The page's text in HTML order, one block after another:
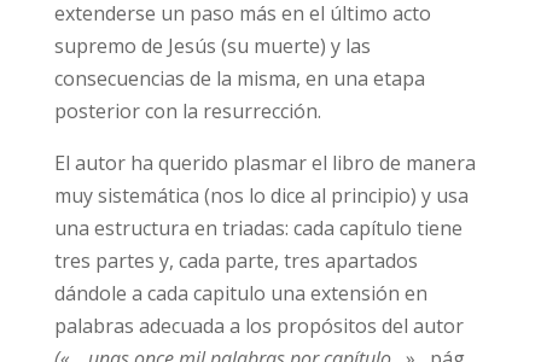
extenderse un paso más en el último acto
supremo de Jesús (su muerte) y las
consecuencias de la misma, en una etapa
posterior con la resurrección.
El autor ha querido plasmar el libro de manera
muy sistemática (nos lo dice al principio) y usa
una estructura en triadas: cada capítulo tiene
tres partes y, cada parte, tres apartados
dándole a cada capitulo una extensión en
palabras adecuada a los propósitos del autor